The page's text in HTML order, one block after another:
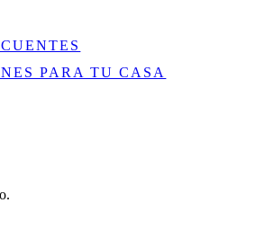
PARA TU CASA